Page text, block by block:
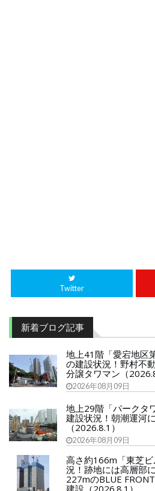
Twitter
新着ブログ記事
地上41階「愛宕地区
の建設状況！野村不
分譲タワマン（
2026年08月09日
地上29階「パークタ
建設状況！朝潮運河
（2026.8.1）
2026年08月09日
高さ約166m「東芝
況！跡地には高層部
227mのBLUE
建設（2026.8.1）